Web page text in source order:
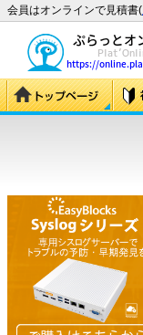
会員はオンラインで見積書(